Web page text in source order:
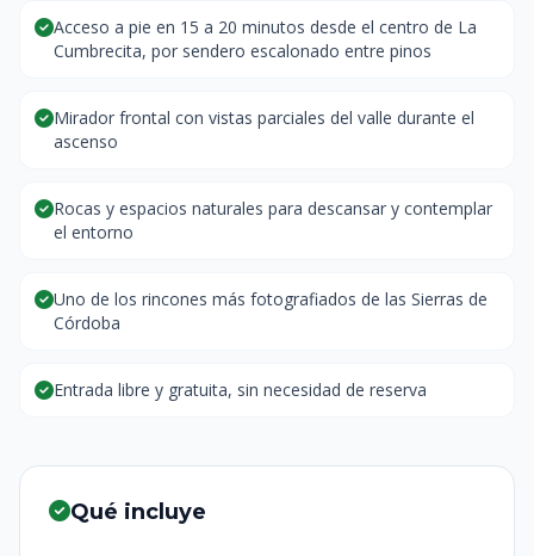
Acceso a pie en 15 a 20 minutos desde el centro de La
Cumbrecita, por sendero escalonado entre pinos
Mirador frontal con vistas parciales del valle durante el
ascenso
Rocas y espacios naturales para descansar y contemplar
el entorno
Uno de los rincones más fotografiados de las Sierras de
Córdoba
Entrada libre y gratuita, sin necesidad de reserva
Qué incluye